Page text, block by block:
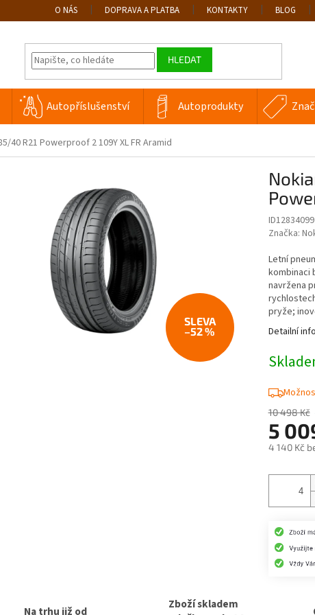
O NÁS DOPRAVA A PLATBA KONTAKTY BLOG
HLEDAT
Autopříslušenství Autoprodukty
40 R21 Powerproof 2 109Y XL FR Aramid
–52 %
ID12834099
Značka:
10 498 Kč
5
4 140 Kč
Letní
kombinaci
navržena
pryže;
Detailní
Na trhu již od
Zboží skladem